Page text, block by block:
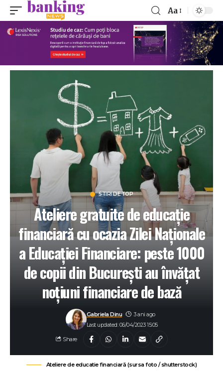
Aa
STIRI DE TOP
Ateliere gratuite de educație
financiară cu ocazia Zilei Naționale
a Educației Financiare: peste 1000
de copii din București au învățat
noțiuni financiare de bază
Last updated: 06/04/2023 15:05
Gabriela Dinu 3 ani ago
Share
Ateliere de educatie financiară (sursa foto / shutterstock)